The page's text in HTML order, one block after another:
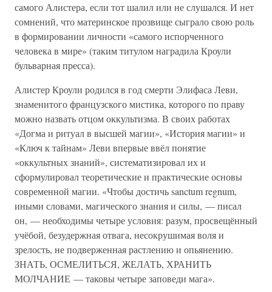
самого Алистера, если тот шалил или не слушался. И нет
сомнений, что материнское прозвище сыграло свою роль
в формировании личности «самого испорченного
человека в мире» (таким титулом наградила Кроули
бульварная пресса).
Алистер Кроули родился в год смерти Элифаса Леви,
знаменитого французского мистика, которого по праву
можно назвать отцом оккультизма. В своих работах
«Догма и ритуал в высшей магии», «История магии» и
«Ключ к тайнам» Леви впервые ввёл понятие
«оккультных знаний», систематизировал их и
сформулировал теоретические и практические основы
современной магии. «Чтобы достичь sanctum regnum,
иными словами, магического знания и силы, — писал
он, — необходимы четыре условия: разум, просвещённый
учёбой, безудержная отвага, несокрушимая воля и
зрелость, не подверженная растлению и опьянению.
ЗНАТЬ, ОСМЕЛИТЬСЯ, ЖЕЛАТЬ, ХРАНИТЬ
МОЛЧАНИЕ — таковы четыре заповеди мага».